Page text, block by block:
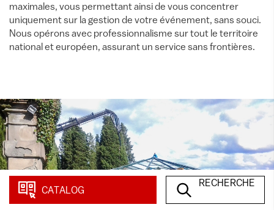
maximales, vous permettant ainsi de vous concentrer
uniquement sur la gestion de votre événement, sans souci.
Nous opérons avec professionnalisme sur tout le territoire
national et européen, assurant un service sans frontières.
CATALOG
RECHERCHE